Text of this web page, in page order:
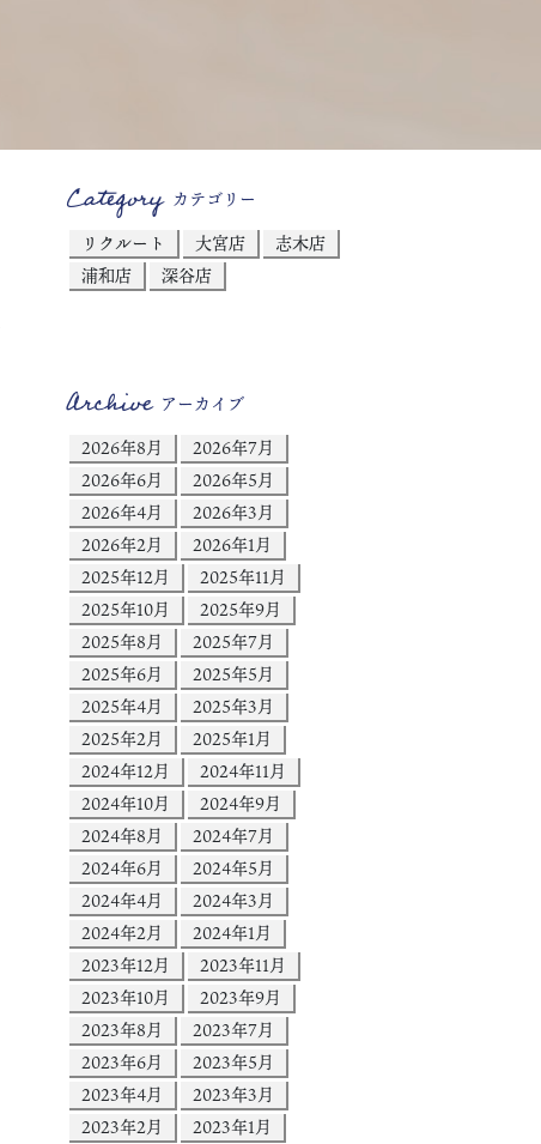
Categoryカテゴリー
リクルート
大宮店
志木店
浦和店
深谷店
Archiveアーカイブ
2026年8月
2026年7月
2026年6月
2026年5月
2026年4月
2026年3月
2026年2月
2026年1月
2025年12月
2025年11月
2025年10月
2025年9月
2025年8月
2025年7月
2025年6月
2025年5月
2025年4月
2025年3月
2025年2月
2025年1月
2024年12月
2024年11月
2024年10月
2024年9月
2024年8月
2024年7月
2024年6月
2024年5月
2024年4月
2024年3月
2024年2月
2024年1月
2023年12月
2023年11月
2023年10月
2023年9月
2023年8月
2023年7月
2023年6月
2023年5月
2023年4月
2023年3月
2023年2月
2023年1月